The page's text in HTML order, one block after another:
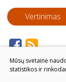
Vertinimas
Mūsų svetainė
statistikos ir